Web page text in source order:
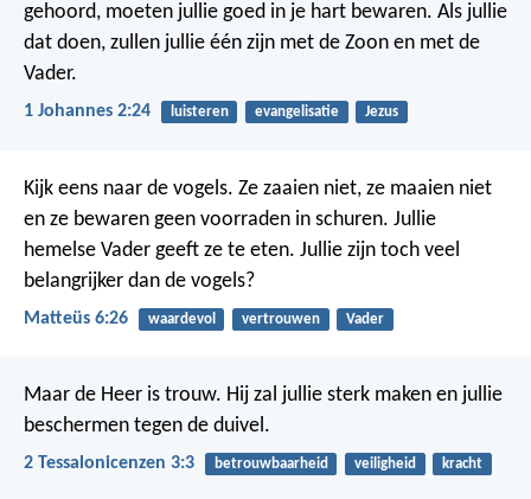
gehoord, moeten jullie goed in je hart bewaren. Als jullie
dat doen, zullen jullie één zijn met de Zoon en met de
Vader.
1 Johannes 2:24 luisteren evangelisatie Jezus
Kijk eens naar de vogels. Ze zaaien niet, ze maaien niet
en ze bewaren geen voorraden in schuren. Jullie
hemelse Vader geeft ze te eten. Jullie zijn toch veel
belangrijker dan de vogels?
Matteüs 6:26 waardevol vertrouwen Vader
Maar de Heer is trouw. Hij zal jullie sterk maken en jullie
beschermen tegen de duivel.
2 Tessalonicenzen 3:3 betrouwbaarheid veiligheid kracht